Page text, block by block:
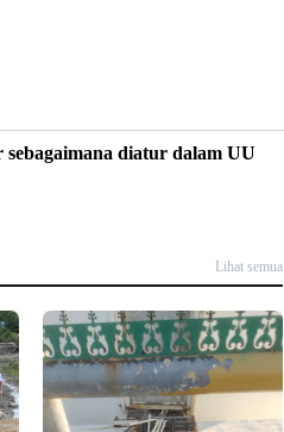
diatur dalam UU
Lihat semua